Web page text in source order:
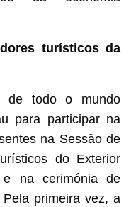
turísticos da
de todo o mundo
para participar na
na Sessão de
do Exterior
e na cerimónia de
primeira vez, a